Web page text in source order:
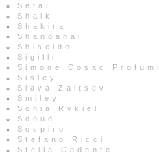
Setai
Shaik
Shakira
Shangahai
Shiseido
Sigilli
Simone Cosac Profumi
Sisley
Slava Zaitsev
Smiley
Sonia Rykiel
Sooud
Sospiro
Stefano Ricci
Stella Cadente